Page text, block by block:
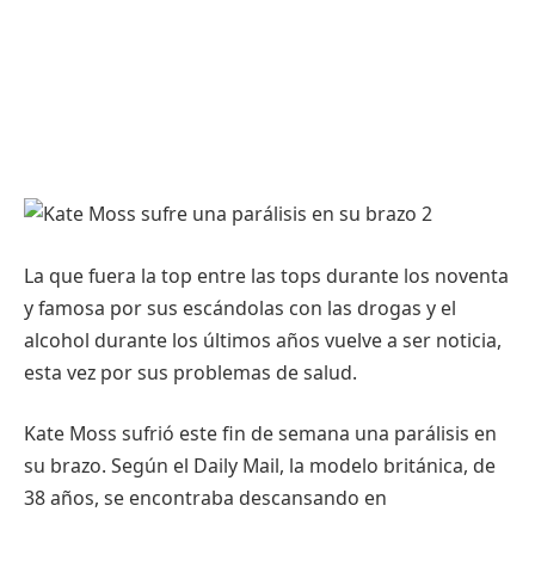
La que fuera la top entre las tops durante los noventa
y famosa por sus escándolas con las drogas y el
alcohol durante los últimos años vuelve a ser noticia,
esta vez por sus problemas de salud.
Kate Moss sufrió este fin de semana una parálisis en
su brazo. Según el Daily Mail, la modelo británica, de
38 años, se encontraba descansando en